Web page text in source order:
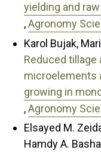
yielding and
,Agronomy
Karol Bujak,
Reduced tillage
microelements
growing in
,Agronomy
Elsayed M.
Hamdy A.